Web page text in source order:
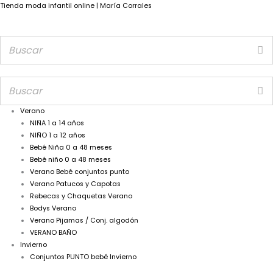
Tienda moda infantil online | María Corrales
Verano
NIÑA 1 a 14 años
NIÑO 1 a 12 años
Bebé Niña 0 a 48 meses
Bebé niño 0 a 48 meses
Verano Bebé conjuntos punto
Verano Patucos y Capotas
Rebecas y Chaquetas Verano
Bodys Verano
Verano Pijamas / Conj. algodón
VERANO BAÑO
Invierno
Conjuntos PUNTO bebé Invierno